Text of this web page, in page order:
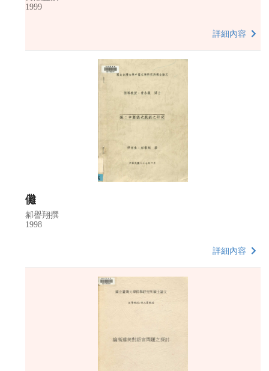
1999
詳細內容
儺
郝譽翔撰
1998
詳細內容